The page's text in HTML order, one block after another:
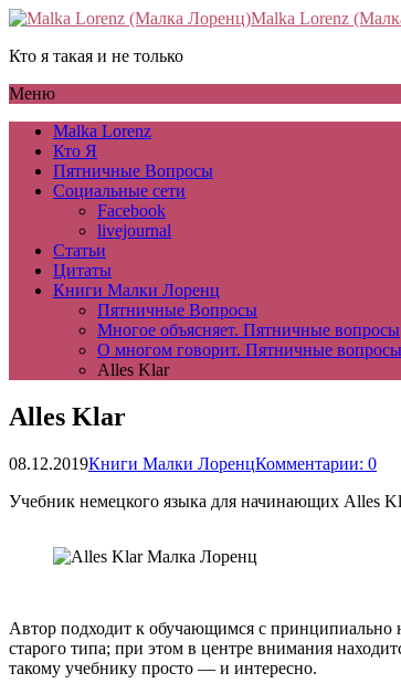
Malka Lorenz
Кто я такая и не только
Меню
Malka Lorenz
Кто Я
Пятничные Вопросы
Социальные сети
Facebook
livejournal
Статьи
Цитаты
Книги Малки Лоренц
Пятничные Вопросы
Многое объясняет. Пятничные вопросы
О многом говорит. Пятничные вопросы
Alles Klar
Alles Klar
08.12.2019Книги Малки ЛоренцКомментарии: 0
Учебник немецкого языка для начинающих Alles
Автор подходит к обучающимся с принципиально
старого типа; при этом в центре внимания
такому учебнику просто — и интересно.